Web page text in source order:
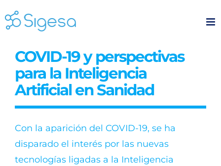
to
COVID-19 y perspectivas
para la Inteligencia
Artificial en Sanidad
Con la aparición del COVID-19, se ha
disparado el interés por las nuevas
tecnologías ligadas a la Inteligencia